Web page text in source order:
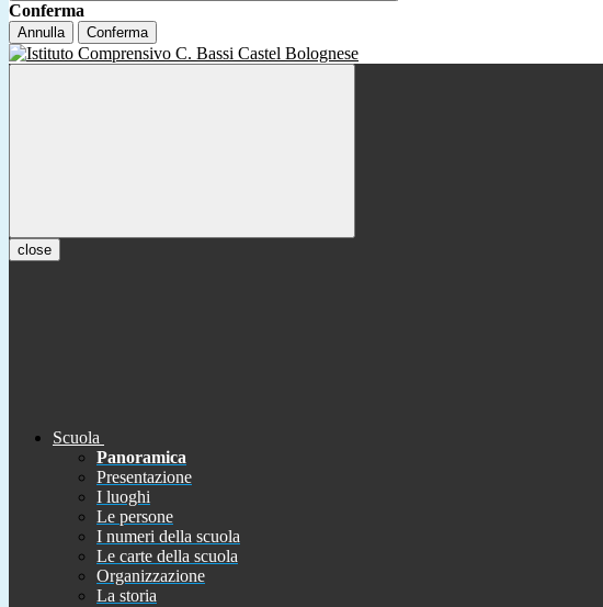
Conferma
Annulla Conferma
close
Scuola
Panoramica
Presentazione
I luoghi
Le persone
I numeri della scuola
Le carte della scuola
Organizzazione
La storia